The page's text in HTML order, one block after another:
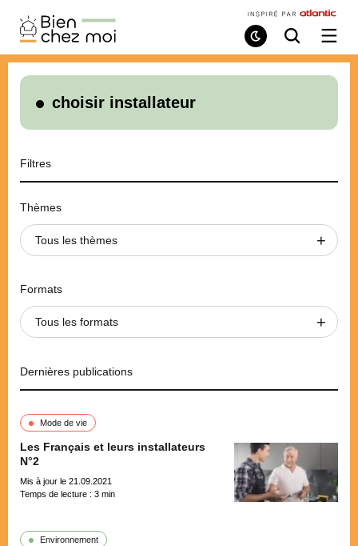
Bien
Chez
Moi
Mode
de
Recherche
/
le
choisir installateur
Filtres
Thèmes
Tous les thèmes
Formats
Tous les formats
Dernières publications
Mode de vie
Les Français et leurs installateurs
N°2
Mis à jour le 21.09.2021
Temps de lecture : 3 min
Environnement